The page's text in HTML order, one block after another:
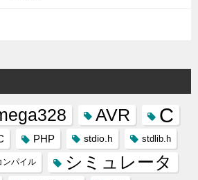
AVR C
PHP stdio.h stdlib.h
ンパイル シミュレータ